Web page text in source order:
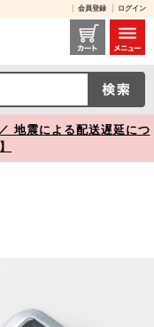
会員登録 ログイン
600-UL4GSV【メモリダイレクト】
地震による配送遅延につ